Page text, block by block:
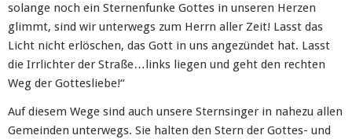
solange noch ein Sternenfunke Gottes in unseren Herzen
glimmt, sind wir unterwegs zum Herrn aller Zeit! Lasst das
Licht nicht erlöschen, das Gott in uns angezündet hat. Lasst
die Irrlichter der Straße…links liegen und geht den rechten
Weg der Gottesliebe!“
Auf diesem Wege sind auch unsere Sternsinger in nahezu allen
Gemeinden unterwegs. Sie halten den Stern der Gottes- und